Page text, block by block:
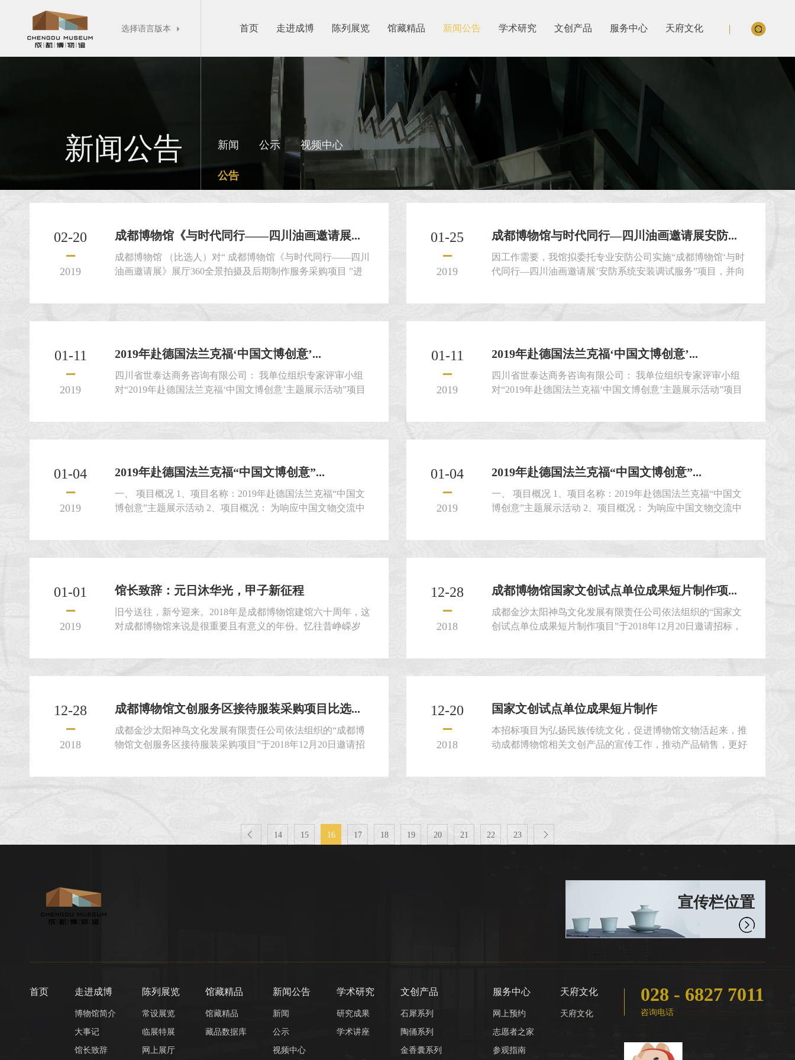
选择语言版本  首页 走进成博 陈列展览 馆藏精品 新闻公告 学术研究 文创产品 服务中心 天府文化
新闻公告 新闻 公示 视频中心
公告
02-20
2019
成都博物馆《与时代同行——四川油画邀请展...
成都博物馆 （比选人）对“ 成都博物馆《与时代同行——四川
油画邀请展》展厅360全景拍摄及后期制作服务采购项目 ”进
01-25
2019
成都博物馆与时代同行—四川油画邀请展安防...
因工作需要，我馆拟委托专业安防公司实施“成都博物馆‘与时
代同行—四川油画邀请展’安防系统安装调试服务”项目，并向
01-11
2019
2019年赴德国法兰克福‘中国文博创意’...
四川省世泰达商务咨询有限公司： 我单位组织专家评审小组
对“2019年赴德国法兰克福‘中国文博创意’主题展示活动”项目
01-11
2019
2019年赴德国法兰克福‘中国文博创意’...
四川省世泰达商务咨询有限公司： 我单位组织专家评审小组
对“2019年赴德国法兰克福‘中国文博创意’主题展示活动”项目
01-04
2019
2019年赴德国法兰克福“中国文博创意”...
一、 项目概况 1、项目名称：2019年赴德国法兰克福“中国文
博创意”主题展示活动 2、项目概况： 为响应中国文物交流中
01-04
2019
2019年赴德国法兰克福“中国文博创意”...
一、 项目概况 1、项目名称：2019年赴德国法兰克福“中国文
博创意”主题展示活动 2、项目概况： 为响应中国文物交流中
01-01
2019
馆长致辞：元日沐华光，甲子新征程
旧兮送往，新兮迎来。2018年是成都博物馆建馆六十周年，这
对成都博物馆来说是很重要且有意义的年份。忆往昔峥嵘岁
12-28
2018
成都博物馆国家文创试点单位成果短片制作项...
成都金沙太阳神鸟文化发展有限责任公司依法组织的“国家文
创试点单位成果短片制作项目”于2018年12月20日邀请招标，
12-28
2018
成都博物馆文创服务区接待服装采购项目比选...
成都金沙太阳神鸟文化发展有限责任公司依法组织的“成都博
物馆文创服务区接待服装采购项目”于2018年12月20日邀请招
12-20
2018
国家文创试点单位成果短片制作
本招标项目为弘扬民族传统文化，促进博物馆文物活起来，推
动成都博物馆相关文创产品的宣传工作，推动产品销售，更好
 14 15 16 17 18 19 20 21 22 23 
宣传栏位置
首页 走进成博
博物馆简介
大事记
馆长致辞
陈列展览
常设展览
临展特展
网上展厅
馆藏精品
馆藏精品
藏品数据库
新闻公告
新闻
公示
视频中心
学术研究
研究成果
学术讲座
文创产品
石犀系列
陶俑系列
金香囊系列
服务中心
网上预约
志愿者之家
参观指南
天府文化
天府文化
028 - 6827 7011
咨询电话